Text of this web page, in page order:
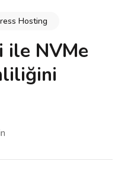
Hosting
ile NVMe